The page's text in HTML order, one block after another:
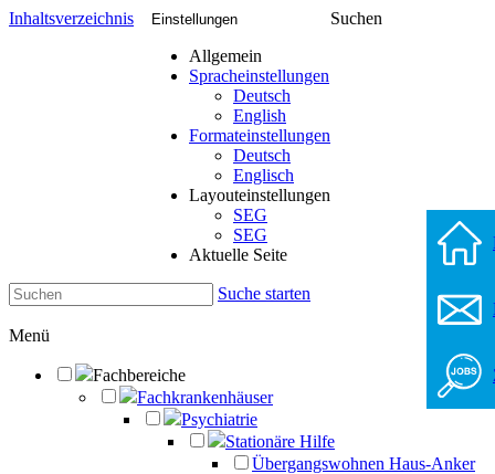
Inhaltsverzeichnis Einstellungen
Allgemein
Spracheinstellungen
Deutsch
English
Formateinstellungen
Deutsch
Englisch
Layouteinstellungen
SEG
SEG
Aktuelle Seite
Suchen
Suche starten
Menü
Fachbereiche
Fachkrankenhäuser
Psychiatrie
Stationäre Hilfe
Übergangswohnen Haus-Anker